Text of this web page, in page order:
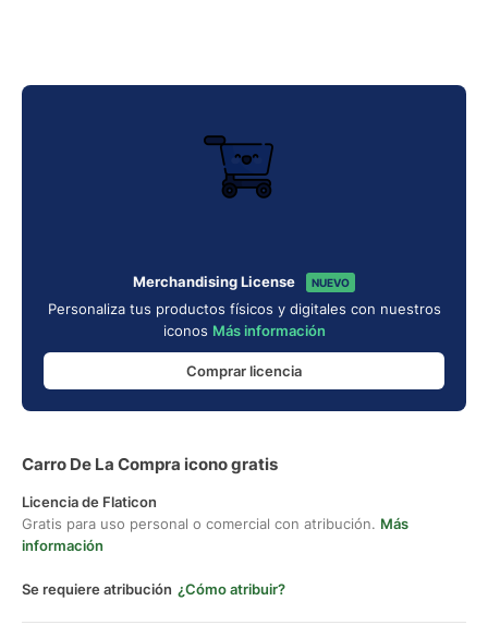
Merchandising License NUEVO
Personaliza tus productos físicos y digitales con nuestros
iconos Más información
Comprar licencia
Carro De La Compra icono gratis
Licencia de Flaticon
Gratis para uso personal o comercial con atribución. Más
información
Se requiere atribución ¿Cómo atribuir?